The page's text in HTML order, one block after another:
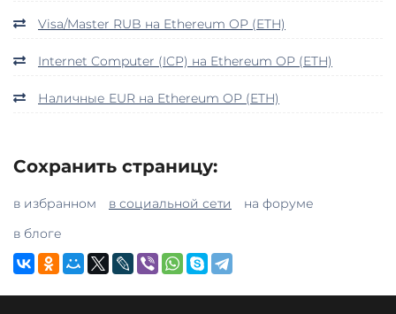
Visa/Master RUB на Ethereum OP (ETH)
Internet Computer (ICP) на Ethereum OP (ETH)
Наличные EUR на Ethereum OP (ETH)
Сохранить страницу:
в избранном в социальной сети
на форуме
в блоге